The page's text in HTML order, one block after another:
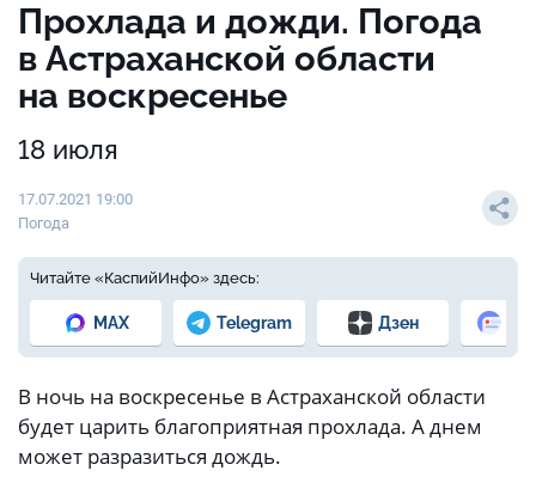
Прохлада и дожди. Погода
в Астраханской области
на воскресенье
18 июля
17.07.2021 19:00
Погода
Читайте «КаспийИнфо» здесь:
MAX Telegram Дзен
В ночь на воскресенье в Астраханской области
будет царить благоприятная прохлада. А днем
может разразиться дождь.